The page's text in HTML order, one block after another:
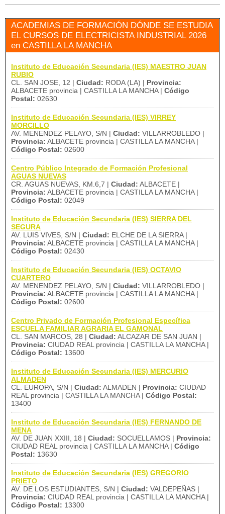
ACADEMIAS DE FORMACIÓN DÓNDE SE ESTUDIA
EL CURSOS DE ELECTRICISTA INDUSTRIAL 2026
en CASTILLA LA MANCHA
Instituto de Educación Secundaria (IES) MAESTRO JUAN
RUBIO
CL. SAN JOSE, 12 | Ciudad: RODA (LA) | Provincia:
ALBACETE provincia | CASTILLA LA MANCHA | Código
Postal: 02630
Instituto de Educación Secundaria (IES) VIRREY
MORCILLO
AV. MENENDEZ PELAYO, S/N | Ciudad: VILLARROBLEDO |
Provincia: ALBACETE provincia | CASTILLA LA MANCHA |
Código Postal: 02600
Centro Público Integrado de Formación Profesional
AGUAS NUEVAS
CR. AGUAS NUEVAS, KM.6,7 | Ciudad: ALBACETE |
Provincia: ALBACETE provincia | CASTILLA LA MANCHA |
Código Postal: 02049
Instituto de Educación Secundaria (IES) SIERRA DEL
SEGURA
AV. LUIS VIVES, S/N | Ciudad: ELCHE DE LA SIERRA |
Provincia: ALBACETE provincia | CASTILLA LA MANCHA |
Código Postal: 02430
Instituto de Educación Secundaria (IES) OCTAVIO
CUARTERO
AV. MENENDEZ PELAYO, S/N | Ciudad: VILLARROBLEDO |
Provincia: ALBACETE provincia | CASTILLA LA MANCHA |
Código Postal: 02600
Centro Privado de Formación Profesional Específica
ESCUELA FAMILIAR AGRARIA EL GAMONAL
CL. SAN MARCOS, 28 | Ciudad: ALCAZAR DE SAN JUAN |
Provincia: CIUDAD REAL provincia | CASTILLA LA MANCHA |
Código Postal: 13600
Instituto de Educación Secundaria (IES) MERCURIO
ALMADEN
CL. EUROPA, S/N | Ciudad: ALMADEN | Provincia: CIUDAD
REAL provincia | CASTILLA LA MANCHA | Código Postal:
13400
Instituto de Educación Secundaria (IES) FERNANDO DE
MENA
AV. DE JUAN XXIII, 18 | Ciudad: SOCUELLAMOS | Provincia:
CIUDAD REAL provincia | CASTILLA LA MANCHA | Código
Postal: 13630
Instituto de Educación Secundaria (IES) GREGORIO
PRIETO
AV. DE LOS ESTUDIANTES, S/N | Ciudad: VALDEPEÑAS |
Provincia: CIUDAD REAL provincia | CASTILLA LA MANCHA |
Código Postal: 13300